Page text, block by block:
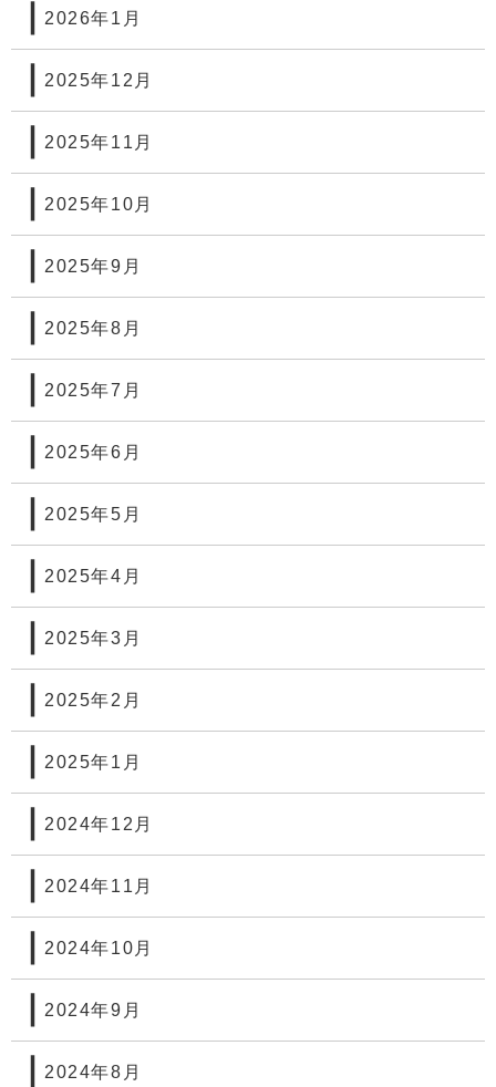
2026年1月
2025年12月
2025年11月
2025年10月
2025年9月
2025年8月
2025年7月
2025年6月
2025年5月
2025年4月
2025年3月
2025年2月
2025年1月
2024年12月
2024年11月
2024年10月
2024年9月
2024年8月